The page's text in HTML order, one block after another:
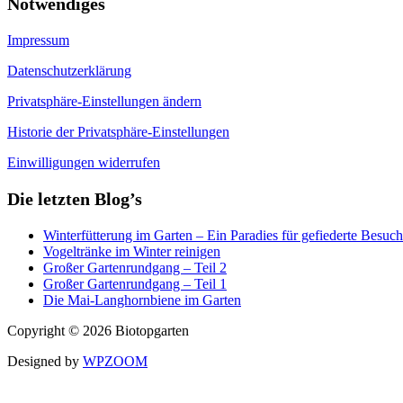
Impressum
Datenschutzerklärung
Privatsphäre-Einstellungen ändern
Historie der Privatsphäre-Einstellungen
Einwilligungen widerrufen
Die letzten Blog’s
Winterfütterung im Garten – Ein Paradies für gefiederte
Vogeltränke im Winter reinigen
Großer Gartenrundgang – Teil 2
Großer Gartenrundgang – Teil 1
Die Mai-Langhornbiene im Garten
Copyright © 2026 Biotopgarten
Designed by WPZOOM